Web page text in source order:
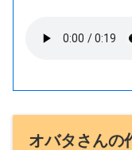
オバタさんの